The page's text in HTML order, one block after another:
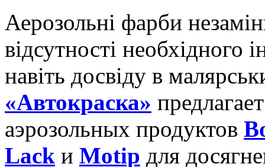
Аерозольні фарби
відсутності необхідного
навіть досвіду в
«Автокраска»
аэрозольных продуктов
Lack и Motip для